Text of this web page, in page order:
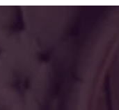
în hohote datorită
stilului britanic și
2015 Online
pierdute.⚡ Nu rata
este o experiență